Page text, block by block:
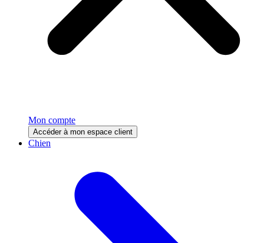
Mon compte
Accéder à mon espace client
Chien